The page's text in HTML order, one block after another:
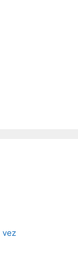
vez